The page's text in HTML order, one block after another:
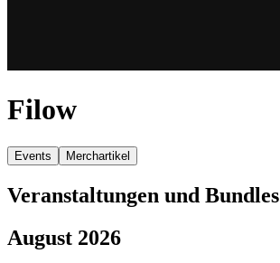
Filow
Events Merchartikel
Veranstaltungen und Bundles
August 2026